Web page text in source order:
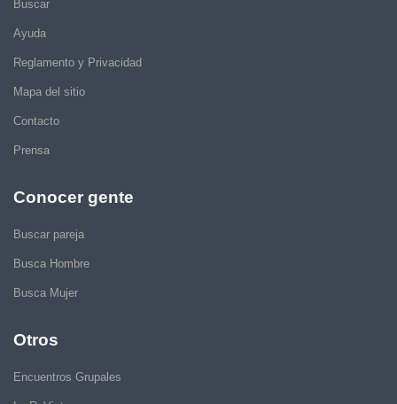
Buscar
Ayuda
Reglamento y Privacidad
Mapa del sitio
Contacto
Prensa
Conocer gente
Buscar pareja
Busca Hombre
Busca Mujer
Otros
Encuentros Grupales